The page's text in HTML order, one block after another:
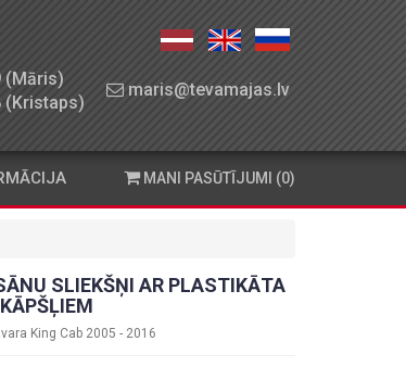
(Māris)
(Kristaps)
maris@tevamajas.lv
MANI PASŪTĪJUMI (0)
SLIEKŠŅI AR PLASTIKĀTA
KĀPŠĻIEM
King Cab 2005 - 2016